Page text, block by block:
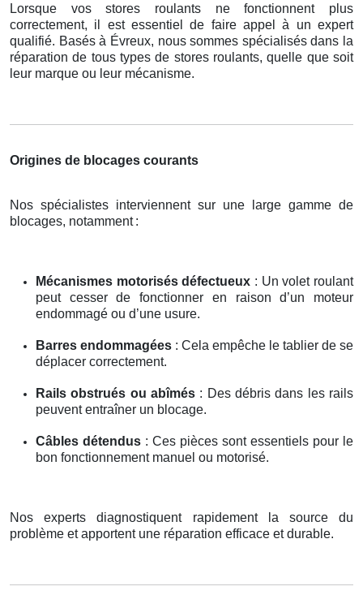
Lorsque vos stores roulants ne fonctionnent plus
correctement, il est essentiel de faire appel à un expert
qualifié. Basés à Évreux, nous sommes spécialisés dans la
réparation de tous types de stores roulants, quelle que soit
leur marque ou leur mécanisme.
Origines de blocages courants
Nos spécialistes interviennent sur une large gamme de
blocages, notamment :
Mécanismes motorisés défectueux : Un volet roulant
peut cesser de fonctionner en raison d’un moteur
endommagé ou d’une usure.
Barres endommagées : Cela empêche le tablier de se
déplacer correctement.
Rails obstrués ou abîmés : Des débris dans les rails
peuvent entraîner un blocage.
Câbles détendus : Ces pièces sont essentiels pour le
bon fonctionnement manuel ou motorisé.
Nos experts diagnostiquent rapidement la source du
problème et apportent une réparation efficace et durable.